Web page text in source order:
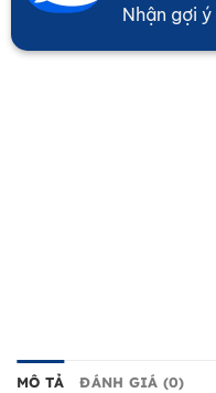
Nhận gợi
MÔ TẢ ĐÁNH GIÁ (0)